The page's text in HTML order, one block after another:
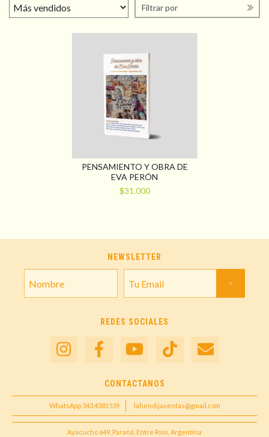
Filtrar por
PENSAMIENTO Y OBRA DE
EVA PERÓN
$31.000
NEWSLETTER
REDES SOCIALES
CONTACTANOS
WhatsApp 343 4381539 lahendijaventas@gmail.com
Ayacucho 649, Paraná, Entre Ríos, Argentina